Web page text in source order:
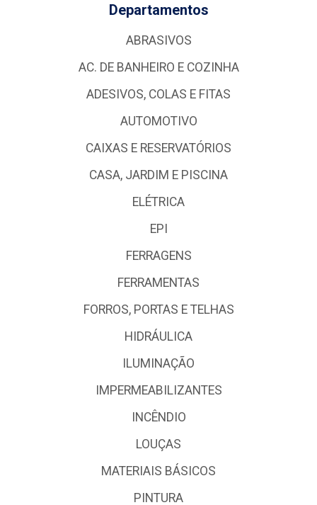
Departamentos
ABRASIVOS
AC. DE BANHEIRO E COZINHA
ADESIVOS, COLAS E FITAS
AUTOMOTIVO
CAIXAS E RESERVATÓRIOS
CASA, JARDIM E PISCINA
ELÉTRICA
EPI
FERRAGENS
FERRAMENTAS
FORROS, PORTAS E TELHAS
HIDRÁULICA
ILUMINAÇÃO
IMPERMEABILIZANTES
INCÊNDIO
LOUÇAS
MATERIAIS BÁSICOS
PINTURA